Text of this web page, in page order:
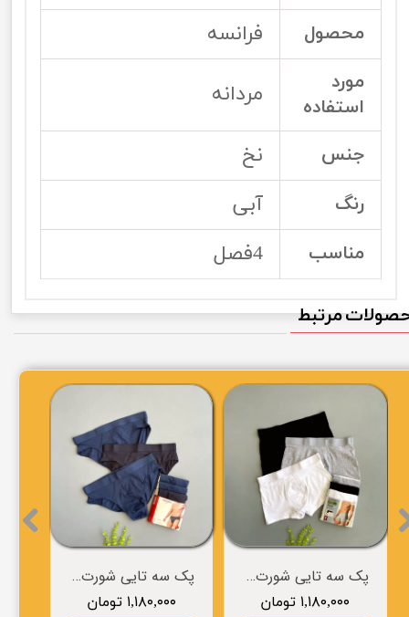
محصول فرانسه
مورد
استفاده
مردانه
جنس نخ
رنگ آبی
مناسب 4فصل
پک سه تایی شورت مردانه برند ESMARA
۱,۱۸۰,۰۰۰ تومان
پک سه تایی شورت مردانه برند LIVERGY
۱,۱۸۰,۰۰۰ تومان
مرتبط